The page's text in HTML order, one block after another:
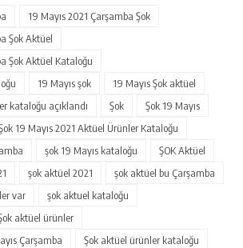
19 Mayıs 2021 Çarşamba Şok
Şok Aktüel
Şok Aktüel Kataloğu
19 Mayıs şok
19 Mayıs Şok aktüel
kataloğu açıklandı
Şok
Şok 19 Mayıs
19 Mayıs 2021 Aktüel Ürünler Kataloğu
şok 19 Mayıs kataloğu
ŞOK Aktüel
şok aktüel 2021
şok aktüel bu Çarşamba
var
şok aktuel kataloğu
aktüel ürünler
Çarşamba
Şok aktüel ürünler kataloğu